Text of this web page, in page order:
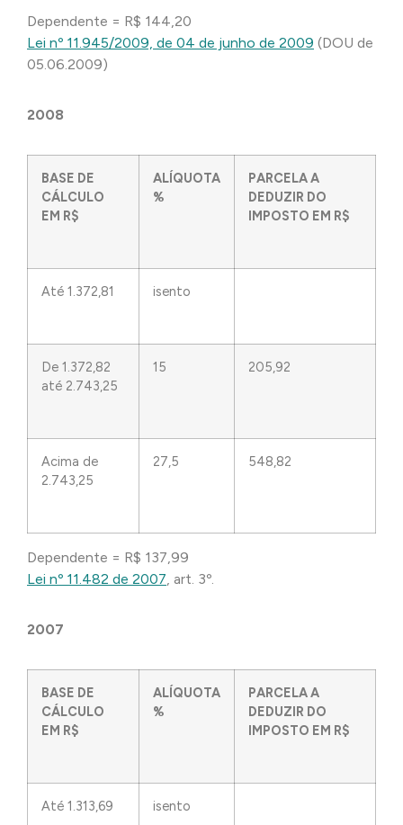
Dependente = R$ 144,20
Lei nº 11.945/2009, de 04 de junho de 2009 (DOU de
05.06.2009)
2008
BASE DE
CÁLCULO
EM R$
ALÍQUOTA
%
PARCELA A
DEDUZIR DO
IMPOSTO EM R$
Até 1.372,81 isento
De 1.372,82
até 2.743,25
15 205,92
Acima de
2.743,25
27,5 548,82
Dependente = R$ 137,99
Lei nº 11.482 de 2007, art. 3º.
2007
BASE DE
CÁLCULO
EM R$
ALÍQUOTA
%
PARCELA A
DEDUZIR DO
IMPOSTO EM R$
Até 1.313,69 isento